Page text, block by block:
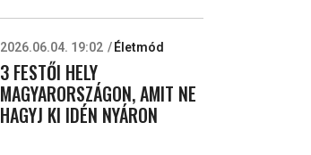
2026.06.04. 19:02 Életmód
3 FESTŐI HELY
MAGYARORSZÁGON, AMIT NE
HAGYJ KI IDÉN NYÁRON